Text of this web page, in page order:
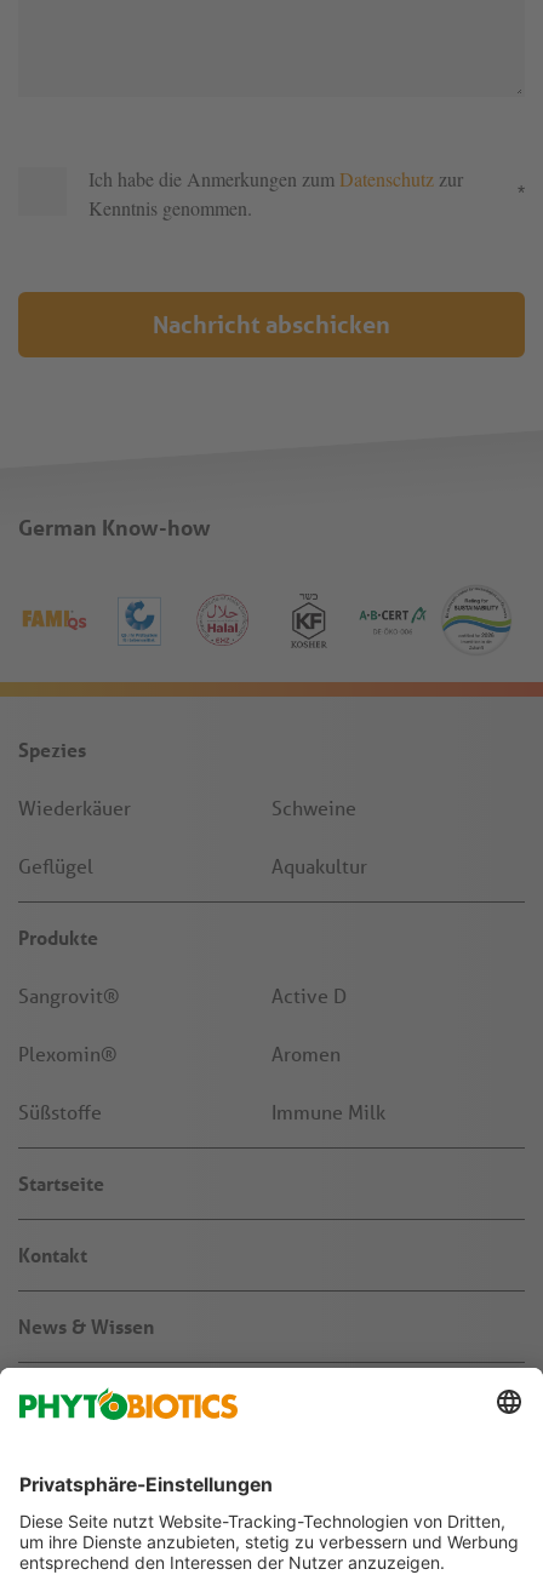
Ich habe die Anmerkungen zum Datenschutz zur
Kenntnis genommen.
*
Nachricht abschicken
German Know-how
Spezies
Wiederkäuer Schweine
Geflügel Aquakultur
Produkte
Sangrovit® Active D
Plexomin® Aromen
Süßstoffe Immune Milk
Startseite
Kontakt
News & Wissen
Über uns
Agribusiness